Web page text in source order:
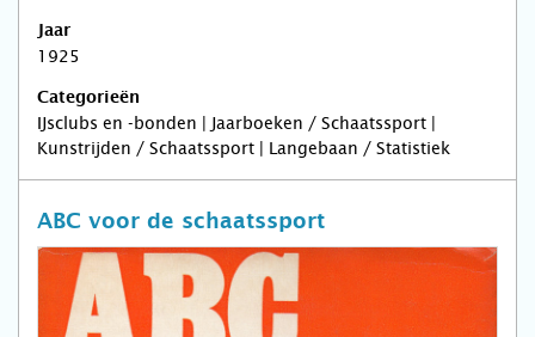
Jaar
1925
Categorieën
IJsclubs en -bonden | Jaarboeken / Schaatssport |
Kunstrijden / Schaatssport | Langebaan / Statistiek
ABC voor de schaatssport